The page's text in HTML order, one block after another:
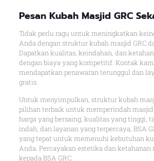
Pesan Kubah Masjid GRC
Tidak perlu ragu untuk meningkatkan
Anda dengan struktur kubah masjid GRC
Dapatkan kualitas, keindahan, dan
dengan biaya yang kompetitif. Kontak
mendapatkan penawaran terunggul dan
gratis.
Untuk menyimpulkan, struktur kubah
pilihan terbaik untuk memperindah masjid
harga yang bersaing, kualitas yang tinggi,
indah, dan layanan yang terpercaya, BSA
yang tepat untuk memenuhi kebutuhan
Anda. Percayakan estetika dan ketahanan
kepada BSA GRC.